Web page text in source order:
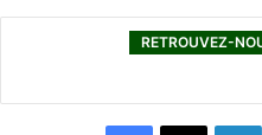
RETROUVEZ-